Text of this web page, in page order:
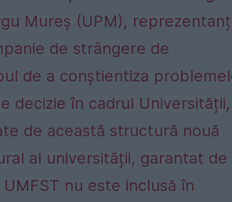
Mureș (UPM),
de strângere de
de a conștientiza
decizie în cadrul Universității,
de această structură nouă
al universității, garantat de
nu este inclusă în